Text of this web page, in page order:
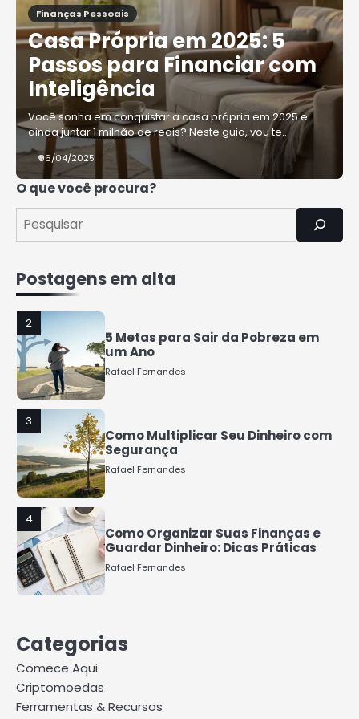
Finanças Pessoais
Casa Própria em 2025: 5
Passos para Financiar com
Inteligência
Você sonha em conquistar a casa própria em 2025 e
ainda juntar 1 milhão de reais? Neste guia, vou te…
06/04/2025
O que você procura?
Postagens em alta
4
Como Organizar Suas Finanças e
Guardar Dinheiro: Dicas Práticas
Rafael Fernandes
5
COMO INVESTIR COM POUCO
DINHEIRO 2025
Rafael Fernandes
1
7 Coisas que a Classe Média
Rafael Fernandes
2
5 Metas para Sair da Pobreza em
um Ano
Rafael Fernandes
3
Como Multiplicar Seu Dinheiro com
Segurança
Rafael Fernandes
4
Como Organizar Suas Finanças e
Guardar Dinheiro: Dicas Práticas
Rafael Fernandes
DINHEIRO 2025
1
Categorias
Comece Aqui
Criptomoedas
Ferramentas & Recursos